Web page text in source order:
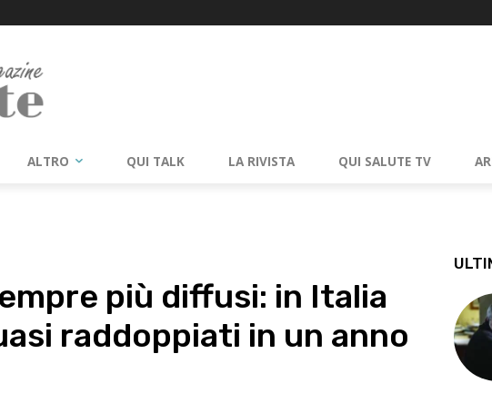
ALTRO QUI TALK LA RIVISTA QUI SALUTE TV
più diffusi: in Italia
raddoppiati in un anno